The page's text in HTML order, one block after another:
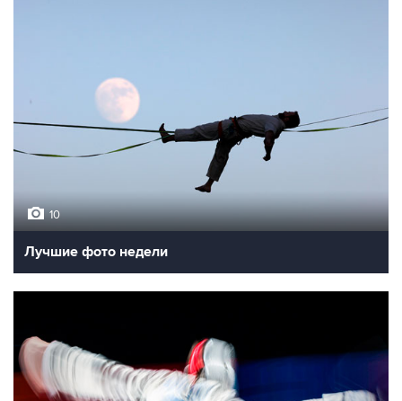
10
Лучшие фото недели